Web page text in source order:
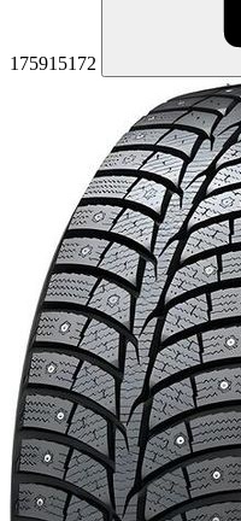
175915172